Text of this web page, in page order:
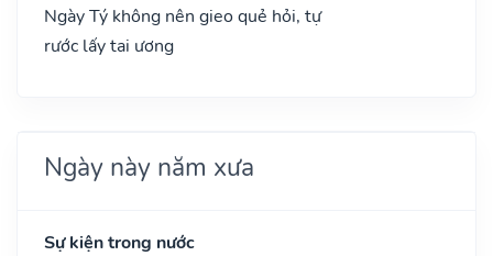
Ngày Tý không nên gieo quẻ hỏi, tự
rước lấy tai ương
Ngày này năm xưa
Sự kiện trong nước